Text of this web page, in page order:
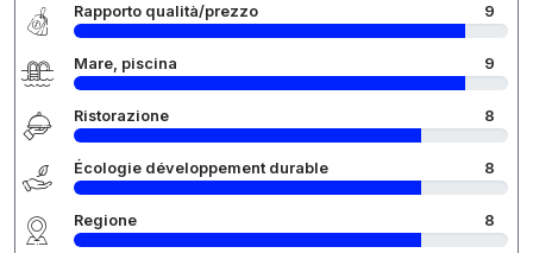
Rapporto qualità/prezzo 9
Mare, piscina 9
Ristorazione 8
Écologie développement durable 8
Regione 8